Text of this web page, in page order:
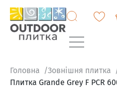
Головна
Зовнішня плитка
Плитка Grande Grey F PCR